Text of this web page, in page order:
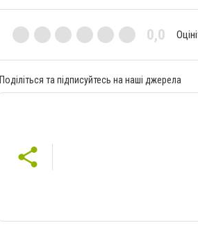
0,0
Поділіться та підписуйтесь на наші джерела